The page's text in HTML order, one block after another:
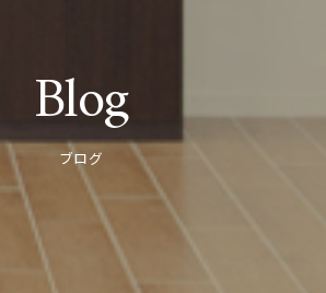
Blog
ブログ